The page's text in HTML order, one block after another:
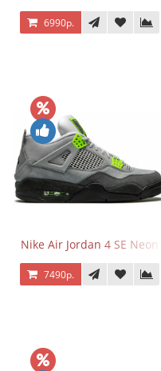
6990р.
Nike Air Jordan 4 SE Neon
7490р.